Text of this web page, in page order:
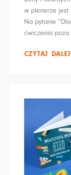
w plenerze jest
Na pytanie
ćwiczenia poza
CZYTAJ DALEJ